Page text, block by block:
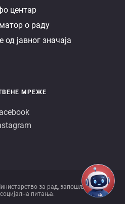
центар
о раду
јавног значаја
МРЕЖЕ
за рад, запошљавање,
питања.